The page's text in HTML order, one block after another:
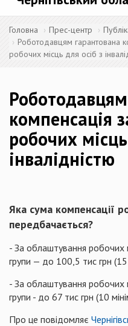
Головна Прес-центр
Роботодавцям гарантована
робочих місць для осіб з
компенсація
робочих
інвалідністю
Яка сума компенсації
передбачається?
- За облаштування робочих
групи — до 100,5 тис грн (15
- За облаштування робочих
групи - до 67 тис грн (10
Про це повідомляє